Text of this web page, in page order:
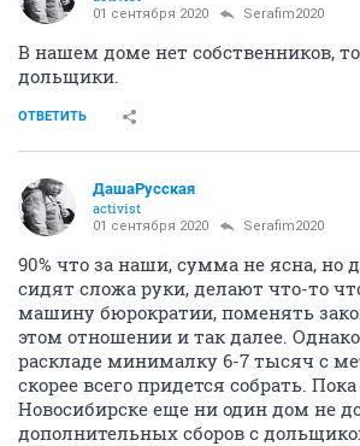
01 сентября 2020 Serafim2020
В нашем доме нет собственников,
дольщики.
ОТВЕТИТЬ
ДашаРусская
activist
01 сентября 2020 Serafim2020
90% что за наши, сумма не ясна, но
сидят сложа руки, делают что-то
машину бюрократии, поменять
этом отношении и так далее.
раскладе минималку 6-7 тысяч с
скорее всего придется собрать. Пока
Новосибирске еще ни один дом не
дополнительных сборов с